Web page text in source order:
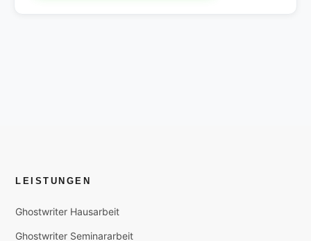
LEISTUNGEN
Ghostwriter Hausarbeit
Ghostwriter Seminararbeit